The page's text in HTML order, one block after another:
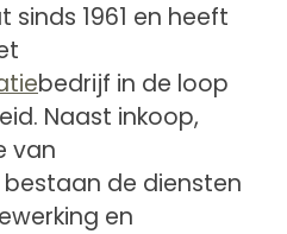
sinds 1961 en heeft
bedrijf in de loop
Naast inkoop,
van
de diensten
en